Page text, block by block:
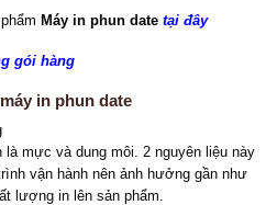
Máy in phun date tại đây
gói hàng
máy in phun date
là mực và dung môi. 2 nguyên liệu này
vận hành nên ảnh hưởng gần như
lượng in lên sản phẩm.